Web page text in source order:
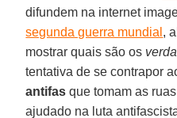
difundem na internet
segunda guerra mundial ,
mostrar quais são os
tentativa de se contrapor
antifas que tomam as
ajudado na luta